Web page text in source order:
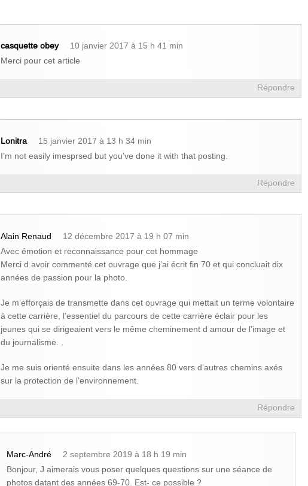
casquette obey
10 janvier 2017 à 15 h 41 min
Merci pour cet article
Répondre
Lonitra
15 janvier 2017 à 13 h 34 min
I’m not easily imesprsed but you’ve done it with that posting.
Répondre
Alain Renaud
12 décembre 2017 à 19 h 07 min
Avec émotion et reconnaissance pour cet hommage
Merci d avoir commenté cet ouvrage que j’ai écrit fin 70 et qui concluait dix
années de passion pour la photo.
Je m’efforçais de transmette dans cet ouvrage qui mettait un terme volontaire
à cette carrière, l’essentiel du parcours de cette carrière éclair pour les
jeunes qui se dirigeaient vers le même cheminement d amour de l’image et
du journalisme. .
Je me suis orienté ensuite dans les années 80 vers d’autres chemins axés
sur la protection de l’environnement.
Répondre
Marc-André
2 septembre 2019 à 18 h 19 min
Bonjour, J aimerais vous poser quelques questions sur une séance de
photos datant des années 69-70. Est- ce possible ?